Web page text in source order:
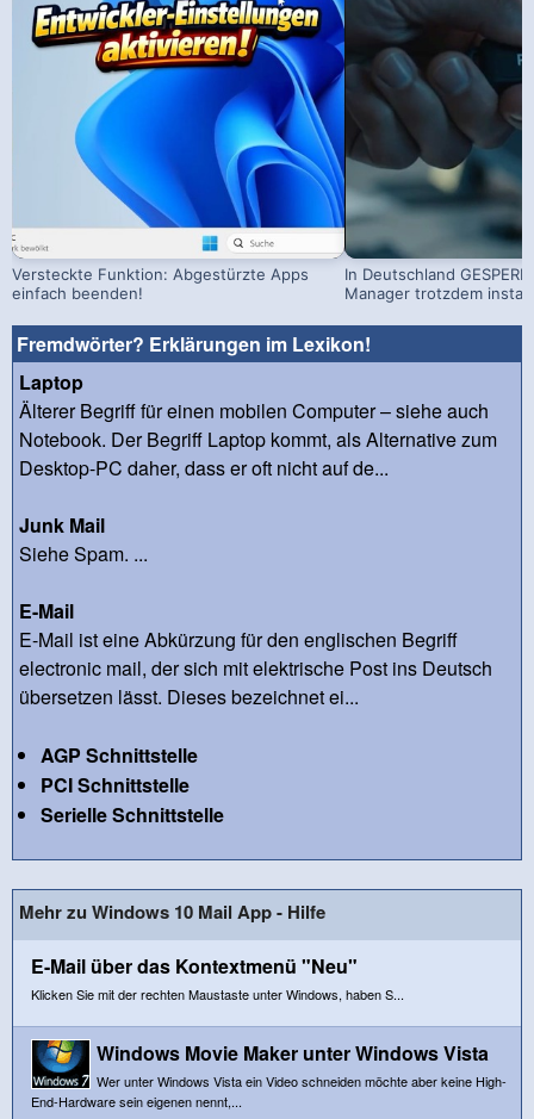
Versteckte Funktion: Abgestürzte Apps
einfach beenden!
In Deutschland
Manager trotzdem
Fremdwörter? Erklärungen im Lexikon!
Laptop
Älterer Begriff für einen mobilen Computer – siehe auch
Notebook. Der Begriff Laptop kommt, als Alternative zum
Desktop-PC daher, dass er oft nicht auf de...
Junk Mail
Siehe Spam. ...
E-Mail
E-Mail ist eine Abkürzung für den englischen Begriff
electronic mail, der sich mit elektrische Post ins Deutsch
übersetzen lässt. Dieses bezeichnet ei...
AGP Schnittstelle
PCI Schnittstelle
Serielle Schnittstelle
Mehr zu Windows 10 Mail App - Hilfe
E-Mail über das Kontextmenü "Neu"
Klicken Sie mit der rechten Maustaste unter Windows, haben S...
Windows Movie Maker unter Windows Vista
Wer unter Windows Vista ein Video schneiden möchte aber keine High-
End-Hardware sein eigenen nennt,...